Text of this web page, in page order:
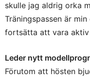
skulle jag aldrig orka
Träningspassen är
fortsätta att vara aktiv
Leder nytt
Förutom att hösten